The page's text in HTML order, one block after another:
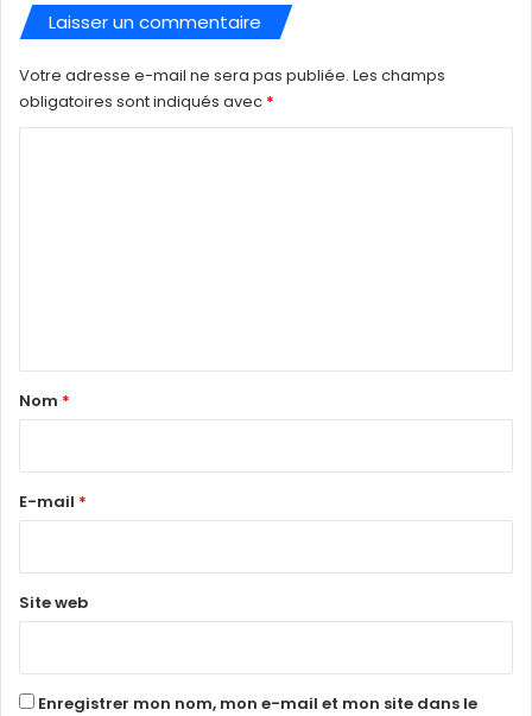
Laisser un commentaire
Votre adresse e-mail ne sera pas publiée. Les champs
obligatoires sont indiqués avec *
a
e
Nom *
E-mail *
Site web
Enregistrer mon nom, mon e-mail et mon site dans le